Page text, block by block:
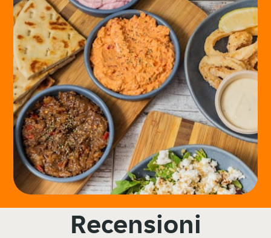
Recensioni